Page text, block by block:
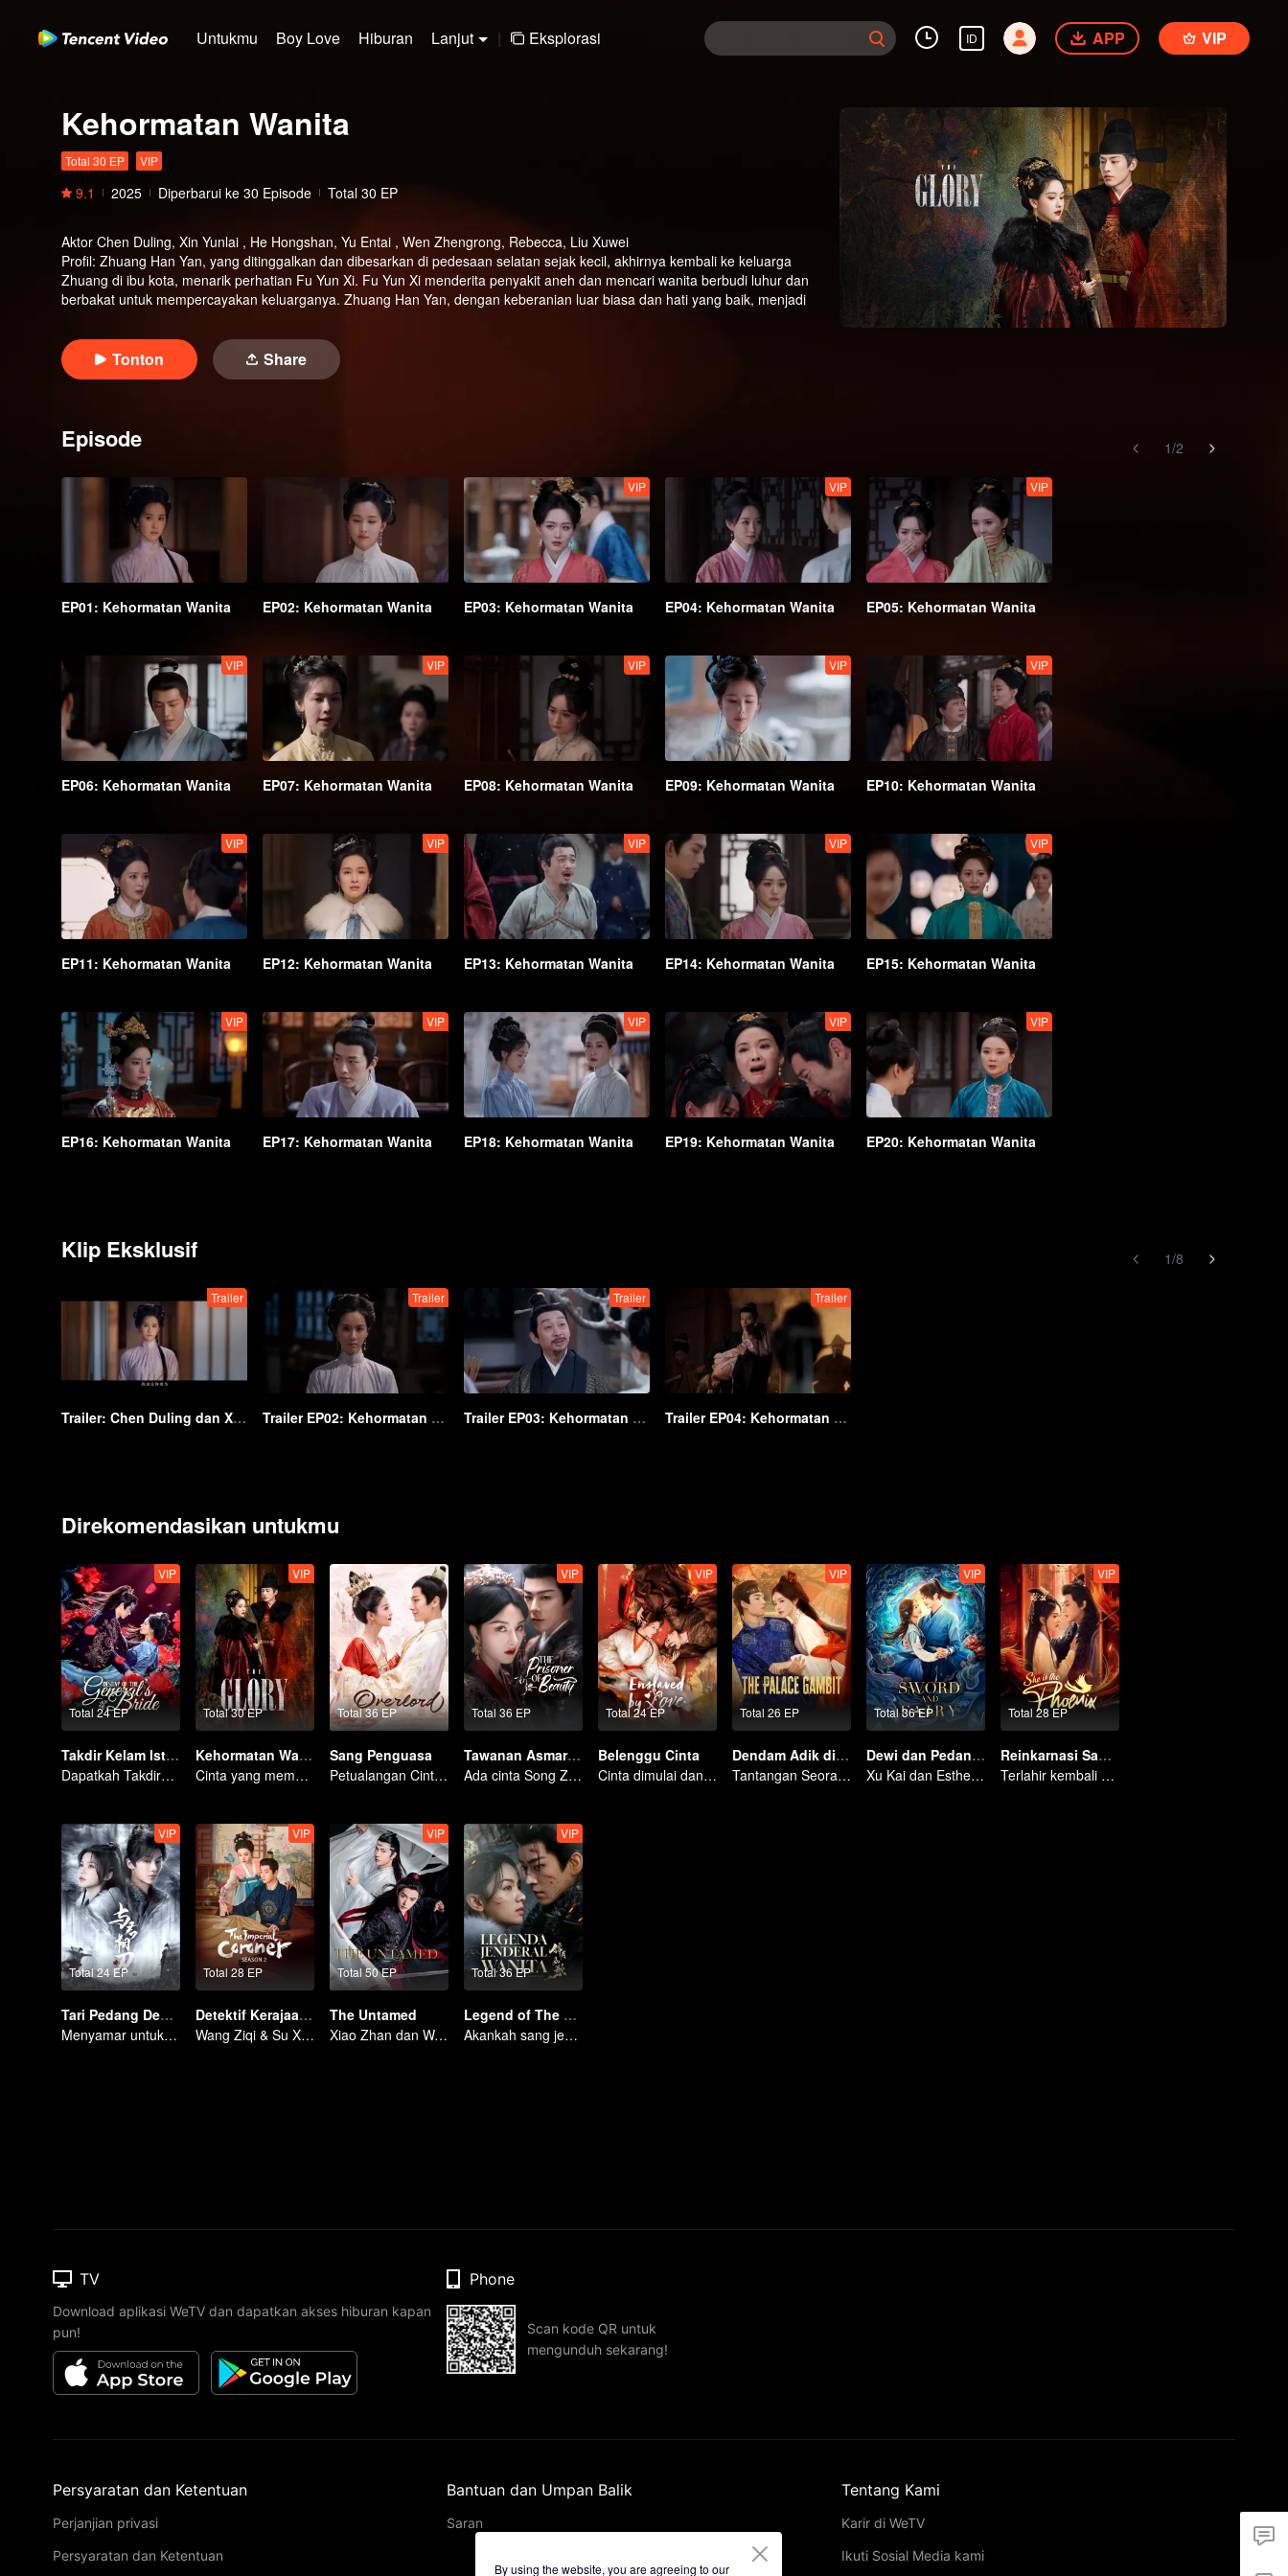
Untukmu Boy Love Hiburan Lanjut | Eksplorasi ID APP VIP
Kehormatan Wanita
Total 30 EP VIP
9.1 2025 Diperbarui ke 30 Episode Total 30 EP
Aktor Chen Duling, Xin Yunlai , He Hongshan, Yu Entai , Wen Zhengrong, Rebecca, Liu Xuwei
Profil: Zhuang Han Yan, yang ditinggalkan dan dibesarkan di pedesaan selatan sejak kecil, akhirnya kembali ke keluarga
Zhuang di ibu kota, menarik perhatian Fu Yun Xi. Fu Yun Xi menderita penyakit aneh dan mencari wanita berbudi luhur dan
berbakat untuk mempercayakan keluarganya. Zhuang Han Yan, dengan keberanian luar biasa dan hati yang baik, menjadi
menemukan kembali ikatan keluarga yang hilang?
Tonton Share
Episode 1/2
EP01: Kehormatan Wanita EP02: Kehormatan Wanita
VIP
EP03: Kehormatan Wanita
VIP
EP04: Kehormatan Wanita
VIP
EP05: Kehormatan Wanita
VIP
EP06: Kehormatan Wanita
VIP
EP07: Kehormatan Wanita
VIP
EP08: Kehormatan Wanita
VIP
EP09: Kehormatan Wanita
VIP
EP10: Kehormatan Wanita
VIP
EP11: Kehormatan Wanita
VIP
EP12: Kehormatan Wanita
VIP
EP13: Kehormatan Wanita
VIP
EP14: Kehormatan Wanita
VIP
EP15: Kehormatan Wanita
VIP
EP16: Kehormatan Wanita
VIP
EP17: Kehormatan Wanita
VIP
EP18: Kehormatan Wanita
VIP
EP19: Kehormatan Wanita
VIP
EP20: Kehormatan Wanita
Klip Eksklusif 1/8
Trailer
Trailer: Chen Duling dan Xin Yunlai berjuang demi mengungkap kebenaran tersembunyi! | The Glory
Trailer
Trailer EP02: Kehormatan Wanita
Trailer
Trailer EP03: Kehormatan Wanita
Trailer
Trailer EP04: Kehormatan Wanita
Direkomendasikan untukmu
Total 24 EP
VIP
Takdir Kelam Istri Jenderal
Dapatkah Takdirnya Berubah Setelah Perubahan Muka?
Total 30 EP
VIP
Kehormatan Wanita (English Ver.)
Cinta yang memberikan hangatnya keluarga
Total 36 EP
Sang Penguasa
Petualangan Cinta Si Pengembara: Pengejaran Sang Kekasih
Total 36 EP
VIP
Tawanan Asmara (English Ver.)
Ada cinta Song Zu'er & Liu Yuning di tengah perseteruan keluarga
Total 24 EP
VIP
Belenggu Cinta
Cinta dimulai dan diakhiri di istana
Total 26 EP
VIP
Dendam Adik di Istana
Tantangan Seorang Gadis Demi Membalas Dendam!
Total 36 EP
VIP
Dewi dan Pedang Kesatria
Xu Kai dan Esther Yu terjebak takdir percintaan dan reinkarnasi
Total 28 EP
VIP
Reinkarnasi Sang Phoenix
Terlahir kembali bersama dengan musuhnya, bisakah dia membalaskan dendamnya?
Total 24 EP
VIP
Tari Pedang Denganmu
Menyamar untuk membunuh
Total 28 EP
VIP
Detektif Kerajaan S2
Wang Ziqi & Su Xiaotong jatuh cinta saat pecahkan kasus
Total 50 EP
VIP
The Untamed
Xiao Zhan dan Wang Yibo memimpin kelompok bintang berwajah ganteng dan cantik
Total 36 EP
VIP
Legend of The Female General (English Ver.)
Akankah sang jendral perempuan memenangkan pertempuran?
By using the website, you are agreeing to our
TV
Download aplikasi WeTV dan dapatkan akses hiburan kapan
pun!
Phone
Scan kode QR untuk
mengunduh sekarang!
Persyaratan dan Ketentuan
Perjanjian privasi
Persyaratan dan Ketentuan
Bantuan dan Umpan Balik
Saran
Tentang Kami
Karir di WeTV
Ikuti Sosial Media kami